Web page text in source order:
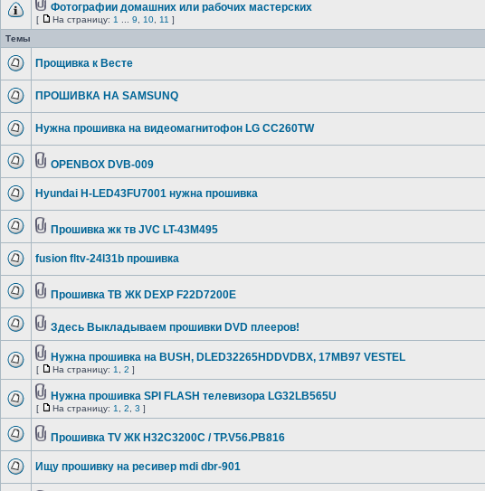
Фотографии домашних или рабочих мастерских
[ На страницу: 1 9 10 11 ]
Темы
Прощивка к Весте
ПРОШИВКА НА SAMSUNQ
Нужна прошивка на видеомагнитофон LG CC260TW
OPENBOX DVB-009
Hyundai H-LED43FU7001 нужна прошивка
Прошивка жк тв JVC LT-43M495
fusion fltv-24l31b прошивка
Прошивка ТВ ЖК DEXP F22D7200E
Здесь Выкладываем прошивки DVD плееров!
Нужна прошивка на BUSH, DLED32265HDDVDBX, 17MB97 VESTEL
[ На страницу: 1 2 ]
Нужна прошивка SPI FLASH телевизора LG32LB565U
[ На страницу: 1 2 3 ]
Прошивка TV ЖК H32C3200C / TP.V56.PB816
Ищу прошивку на ресивер mdi dbr-901